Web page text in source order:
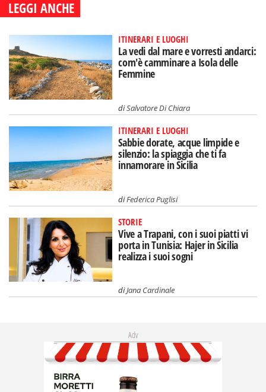
LEGGI ANCHE
ITINERARI E LUOGHI
La vedi dal mare e vorresti andarci:
com'è camminare a Isola delle
Femmine
diSalvatore Di Chiara
ITINERARI E LUOGHI
Sabbie dorate, acque limpide e
silenzio: la spiaggia che ti fa
innamorare in Sicilia
diFederica Puglisi
STORIE
Vive a Trapani, con i suoi piatti vi
porta in Tunisia: Hajer in Sicilia
realizza i suoi sogni
diJana Cardinale
Adv